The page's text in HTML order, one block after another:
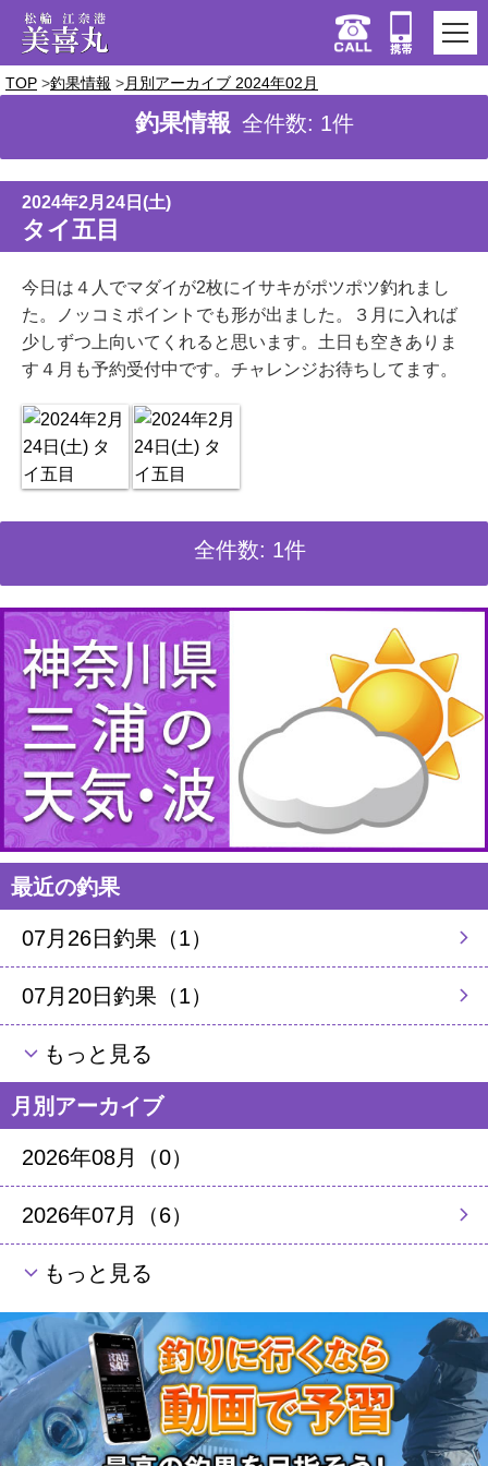
TOP 釣果情報 月別アーカイブ 2024年02月
釣果情報 全件数: 1件
2024年2月24日(土)
タイ五目
今日は４人でマダイが2枚にイサキがポツポツ釣れまし
た。ノッコミポイントでも形が出ました。３月に入れば
少しずつ上向いてくれると思います。土日も空きありま
す４月も予約受付中です。チャレンジお待ちしてます。
全件数: 1件
最近の釣果
07月26日釣果（1）
07月20日釣果（1）
もっと見る
月別アーカイブ
2026年08月（0）
2026年07月（6）
もっと見る